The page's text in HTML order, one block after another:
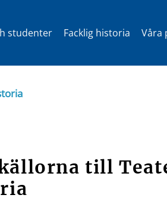
studenter Facklig historia Våra
till